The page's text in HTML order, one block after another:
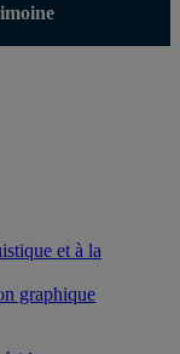
et à la
graphique